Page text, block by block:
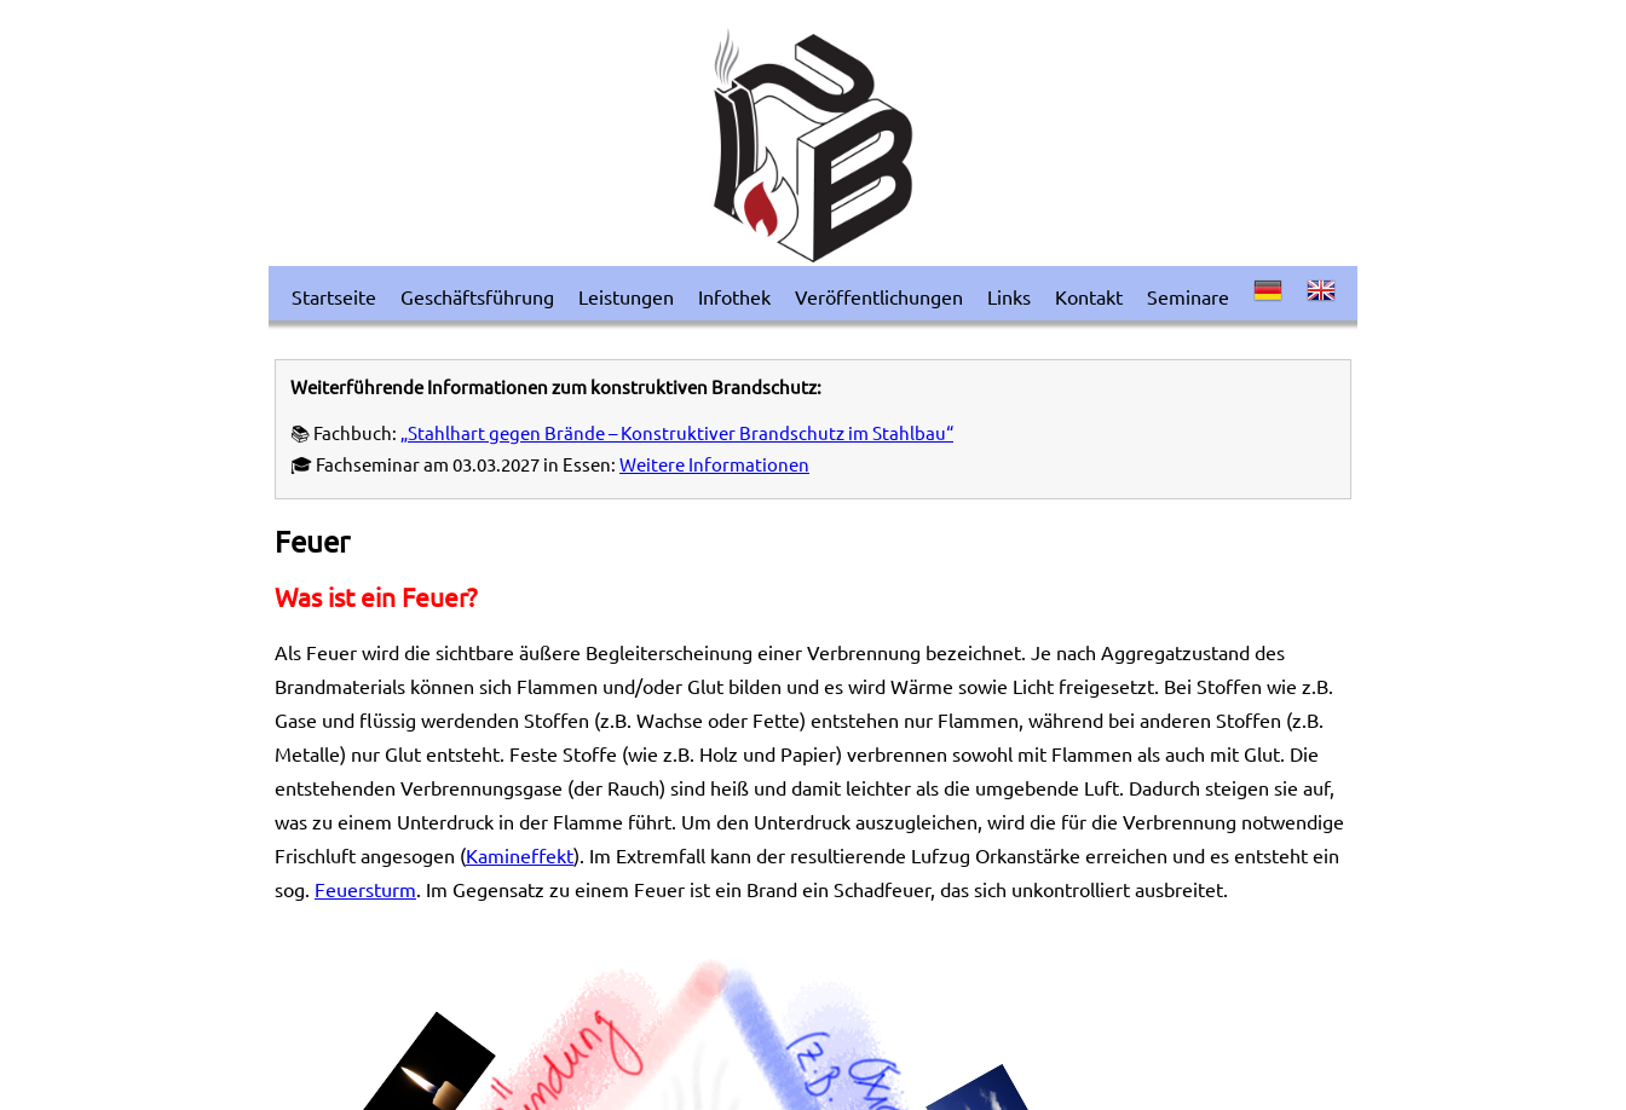
Startseite Geschäftsführung Leistungen Infothek Veröffentlichungen Links Kontakt Seminare
Weiterführende Informationen zum konstruktiven Brandschutz:
📚 Fachbuch: „Stahlhart gegen Brände – Konstruktiver Brandschutz im Stahlbau“
🎓 Fachseminar am 03.03.2027 in Essen: Weitere Informationen
Feuer
Was ist ein Feuer?
Als Feuer wird die sichtbare äußere Begleiterscheinung einer Verbrennung bezeichnet. Je nach Aggregatzustand des
Brandmaterials können sich Flammen und/oder Glut bilden und es wird Wärme sowie Licht freigesetzt. Bei Stoffen wie z.B.
Gase und flüssig werdenden Stoffen (z.B. Wachse oder Fette) entstehen nur Flammen, während bei anderen Stoffen (z.B.
Metalle) nur Glut entsteht. Feste Stoffe (wie z.B. Holz und Papier) verbrennen sowohl mit Flammen als auch mit Glut. Die
entstehenden Verbrennungsgase (der Rauch) sind heiß und damit leichter als die umgebende Luft. Dadurch steigen sie auf,
was zu einem Unterdruck in der Flamme führt. Um den Unterdruck auszugleichen, wird die für die Verbrennung notwendige
Frischluft angesogen (Kamineffekt). Im Extremfall kann der resultierende Lufzug Orkanstärke erreichen und es entsteht ein
sog. Feuersturm . Im Gegensatz zu einem Feuer ist ein Brand ein Schadfeuer, das sich unkontrolliert ausbreitet.